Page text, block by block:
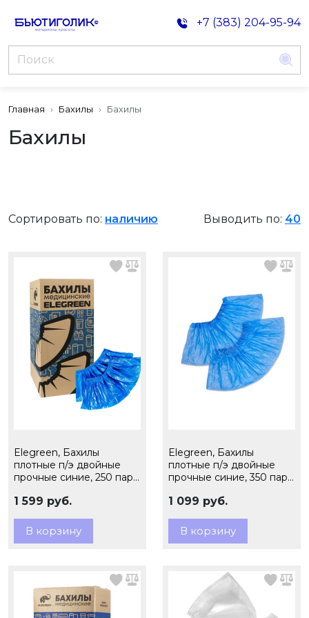
+7 (383) 204-95-94
Главная Бахилы Бахилы
Бахилы
Сортировать по: наличию Выводить по: 40
Elegreen, Бахилы
плотные п/э двойные
прочные синие, 250 пар,
1 599 руб.
В корзину
Elegreen, Бахилы
плотные п/э двойные
прочные синие, 350 пар,
1 099 руб.
В корзину